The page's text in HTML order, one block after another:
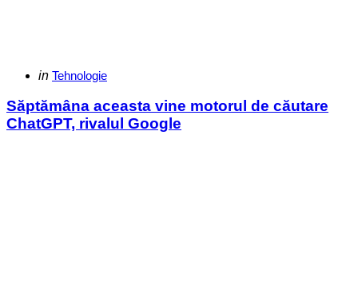
Categories
Posted
in Tehnologie
Săptămâna aceasta vine motorul de căutare
ChatGPT, rivalul Google